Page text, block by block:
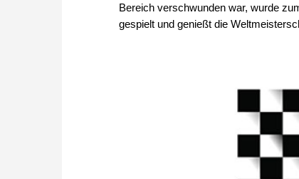
Bereich verschwunden war, wurde
gespielt und genießt die